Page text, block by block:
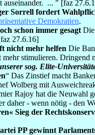
auseinander. ... " [faz
Sorrell fordert
Demokratien.
schon immer gesagt
27.6.16]
nicht mehr helfen Die
stimulieren.
sog. Elite-
“ Das Zinstief macht
Wolberg mit
Rajoy hat die Neuwahl
daher - wenn nötig - den
Sieg der
PP gewinnt